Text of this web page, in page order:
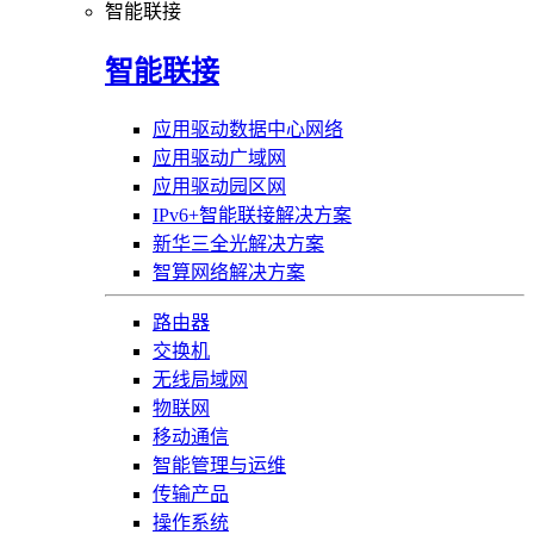
智能联接
智能联接
应用驱动数据中心网络
应用驱动广域网
应用驱动园区网
IPv6+智能联接解决方案
新华三全光解决方案
智算网络解决方案
路由器
交换机
无线局域网
物联网
移动通信
智能管理与运维
传输产品
操作系统